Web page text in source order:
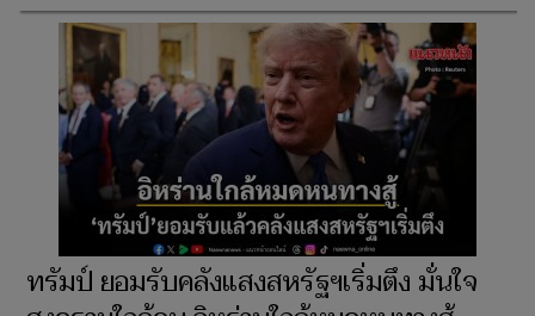
ทรัมป์ ยอมรับคลังแสงสหรัฐฯเริ่มตึง มั่นใจ